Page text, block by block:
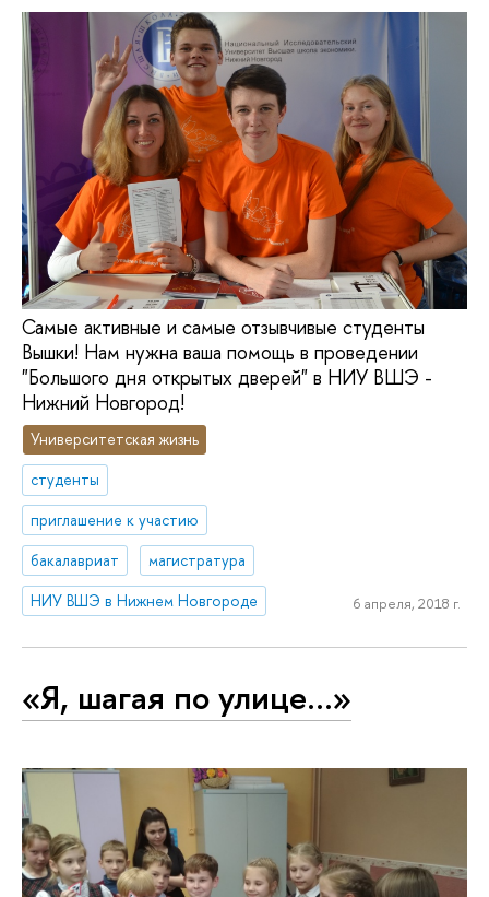
Самые активные и самые отзывчивые студенты
Вышки! Нам нужна ваша помощь в проведении
"Большого дня открытых дверей" в НИУ ВШЭ -
Нижний Новгород!
Университетская жизнь
студенты
приглашение к участию
бакалавриат
магистратура
НИУ ВШЭ в Нижнем Новгороде
6 апреля, 2018 г.
«Я, шагая по улице…»